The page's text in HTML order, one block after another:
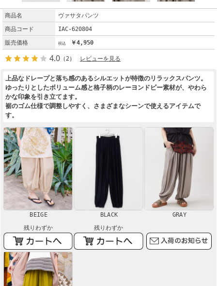
商品名
ヴァサタパンツ
商品コード
IAC-620804
販売価格
￥4,950
4.0 （2） レビューを見る
上品なドレープと落ち感のあるシルエットが特徴のリラックスパンツ。
ゆったりとしたボリューム感と格子柄のレーヨンドビー素材が、やわら
かな印象を引き立てます。
裾のゴム仕様で調整しやすく、さまざまなシーンで使えるアイテムで
す。
BEIGE
残りわずか
BLACK
残りわずか
GRAY